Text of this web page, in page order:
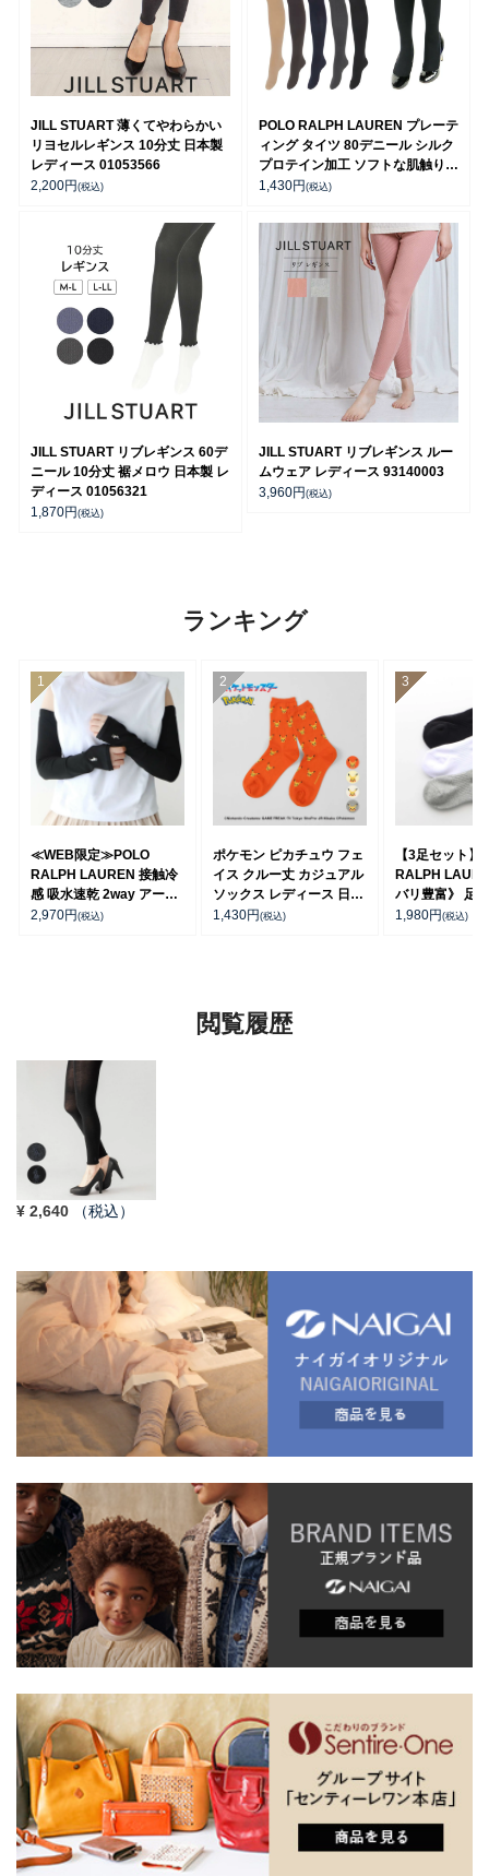
JILL STUART 薄くてやわらかい
リヨセルレギンス 10分丈 日本製
レディース 01053566
2,200円(税込)
POLO RALPH LAUREN プレーテ
ィング タイツ 80デニール シルク
プロテイン加工 ソフトな肌触りレ
ディース 01864888
1,430円(税込)
JILL STUART リブレギンス 60デ
ニール 10分丈 裾メロウ 日本製 レ
ディース 01056321
1,870円(税込)
JILL STUART リブレギンス ルー
ムウェア レディース 93140003
3,960円(税込)
ランキング
≪WEB限定≫POLO
RALPH LAUREN 接触冷
感 吸水速乾 2way アーム
カバー ＆ レッグウォーマ
2,970円 (税込)
ポケモン ピカチュウ フェ
イス クルー丈 カジュアル
ソックス レディース 日本
製 03307006
1,430円(税込)
【3足セット】
RALPH
バリ豊富》 足
ーチサポート
1,980円(税込)
閲覧履歴
¥ 2,640 （税込）